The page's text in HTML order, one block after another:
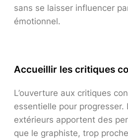
sans se laisser influencer
émotionnel.
Accueillir les critiques
L’ouverture aux critiques
essentielle pour progresser.
extérieurs apportent des
que le graphiste, trop